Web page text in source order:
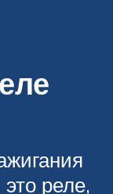
реле,